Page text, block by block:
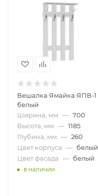
Вешалка Ямайка ЯПВ-1
белый
Ширина, мм — 700
Высота, мм — 1185
Глубина, мм — 260
Цвет корпуса — белый
Цвет фасада — белый
в наличии